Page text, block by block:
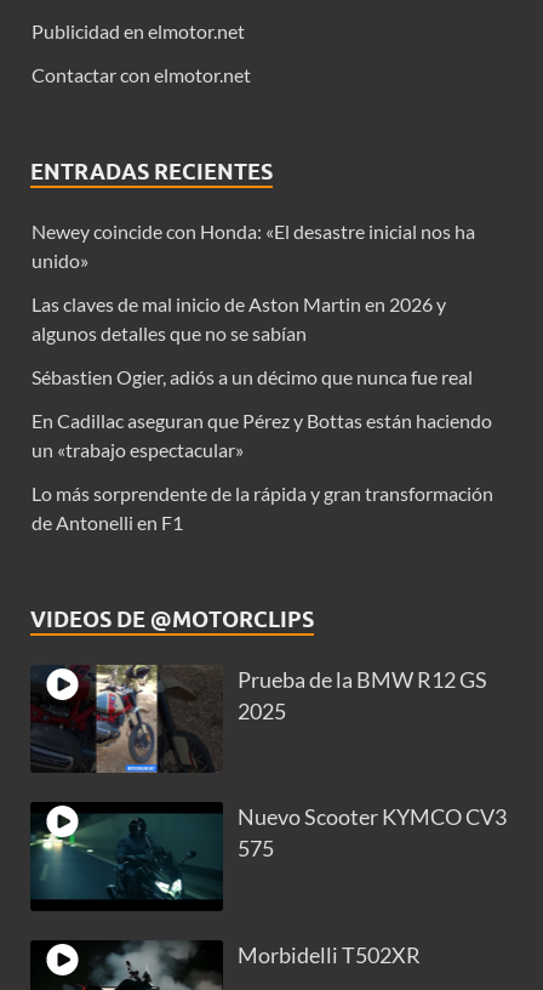
Publicidad en elmotor.net
Contactar con elmotor.net
ENTRADAS RECIENTES
Newey coincide con Honda: «El desastre inicial nos ha
unido»
Las claves de mal inicio de Aston Martin en 2026 y
algunos detalles que no se sabían
Sébastien Ogier, adiós a un décimo que nunca fue real
En Cadillac aseguran que Pérez y Bottas están haciendo
un «trabajo espectacular»
Lo más sorprendente de la rápida y gran transformación
de Antonelli en F1
VIDEOS DE @MOTORCLIPS
Prueba de la BMW R12 GS
2025
Nuevo Scooter KYMCO CV3
575
Morbidelli T502XR